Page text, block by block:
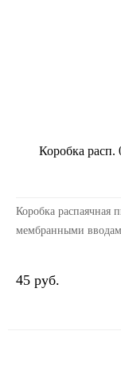
Коробка расп.
Коробка распаячная
мембранными
45 руб.